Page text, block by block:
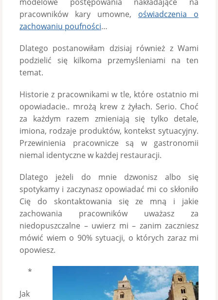
pracowników kary umowne, oświadczenia o
zachowaniu poufności…
Dlatego postanowiłam dzisiaj również z Wami
podzielić się kilkoma przemyśleniami na ten
temat.
Historie z pracownikami w tle, które ostatnio mi
opowiadacie.. mrożą krew z żyłach. Serio. Choć
za każdym razem zmieniają się tylko detale,
imiona, rodzaje produktów, kontekst sytuacyjny.
Przewinienia pracownicze są w gastronomii
niemal identyczne w każdej restauracji.
Dlatego jeżeli do mnie dzwonisz albo się
spotykamy i zaczynasz opowiadać mi co skłoniło
Cię do skontaktowania się ze mną i jakie
zachowania pracowników uważasz za
niedopuszczalne – uwierz mi – zanim zaczniesz
mówić wiem o 90% sytuacji, o których zaraz mi
opowiesz.
*
Jak